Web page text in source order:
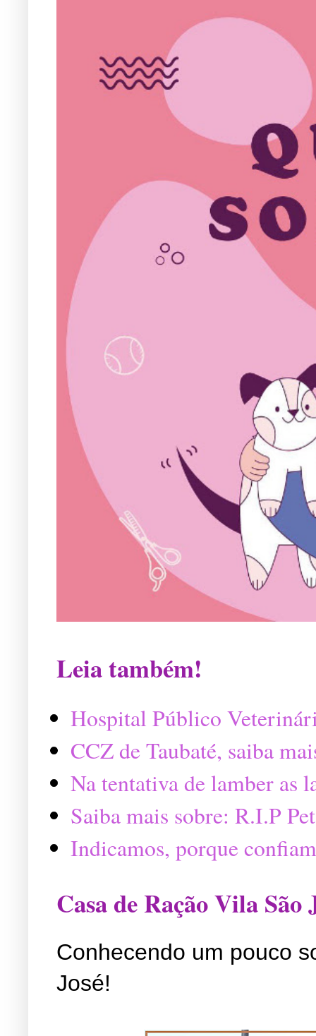
Leia também!
Hospital Público
CCZ de Taubaté, saiba
Na tentativa de lamber as
Saiba mais sobre: R.I.P
Indicamos, porque
Casa de Ração Vila São
Conhecendo um pouco
José!